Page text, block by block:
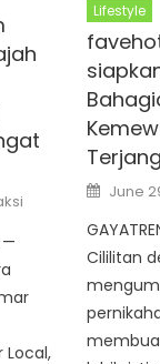
—
Local,
Lifestyle
Posted
on
June
Cililitan